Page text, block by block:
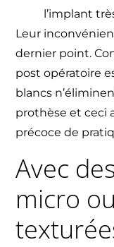
l’implant
Leur
dernier point.
post opératoire
blancs
prothèse et ceci
précoce de
Avec
micro